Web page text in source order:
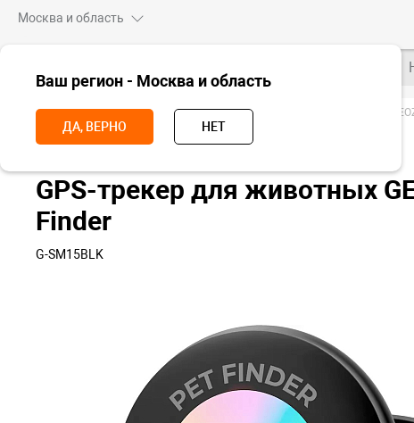
Москва и область
Ваш регион - Москва и область
ДА, ВЕРНО НЕТ
Главная Для дома Для животных GPS-трекер для животных
GPS-трекер для животных
Finder
G-SM15BLK